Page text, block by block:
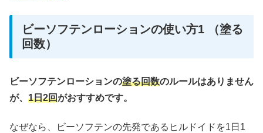
ビーソフテンローションの使い方1 （塗る
回数）
ビーソフテンローションの塗る回数のルールはありません
が、 1日2回がおすすめです。
なぜなら、ビーソフテンの先発であるヒルドイドを1日1